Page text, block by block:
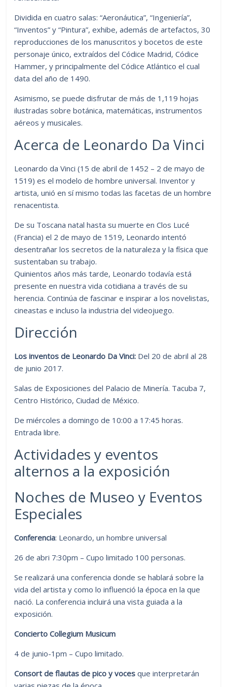
Dividida en cuatro salas: “Aeronáutica”, “Ingeniería”,
“Inventos” y “Pintura”, exhibe, además de artefactos, 30
reproducciones de los manuscritos y bocetos de este
personaje único, extraídos del Códice Madrid, Códice
Hammer, y principalmente del Códice Atlántico el cual
data del año de 1490.
Asimismo, se puede disfrutar de más de 1,119 hojas
ilustradas sobre botánica, matemáticas, instrumentos
aéreos y musicales.
Acerca de Leonardo Da Vinci
Leonardo da Vinci (15 de abril de 1452 – 2 de mayo de
1519) es el modelo de hombre universal. Inventor y
artista, unió en sí mismo todas las facetas de un hombre
renacentista.
De su Toscana natal hasta su muerte en Clos Lucé
(Francia) el 2 de mayo de 1519, Leonardo intentó
desentrañar los secretos de la naturaleza y la física que
sustentaban su trabajo.
Quinientos años más tarde, Leonardo todavía está
presente en nuestra vida cotidiana a través de su
herencia. Continúa de fascinar e inspirar a los novelistas,
cineastas e incluso la industria del videojuego.
Dirección
Los inventos de Leonardo Da Vinci: Del 20 de abril al 28
de junio 2017.
Salas de Exposiciones del Palacio de Minería. Tacuba 7,
Centro Histórico, Ciudad de México.
De miércoles a domingo de 10:00 a 17:45 horas.
Entrada libre.
Actividades y eventos
alternos a la exposición
Noches de Museo y Eventos
Especiales
Conferencia: Leonardo, un hombre universal
26 de abri 7:30pm – Cupo limitado 100 personas.
Se realizará una conferencia donde se hablará sobre la
vida del artista y como lo influenció la época en la que
nació. La conferencia incluirá una vista guiada a la
exposición.
Concierto Collegium Musicum
4 de junio-1pm – Cupo limitado.
Consort de flautas de pico y voces que interpretarán